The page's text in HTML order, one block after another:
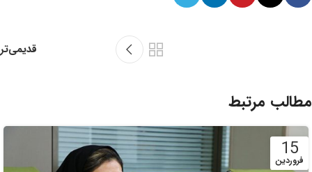
قدیمی‌تر
مطالب مرتبط
15
فروردین